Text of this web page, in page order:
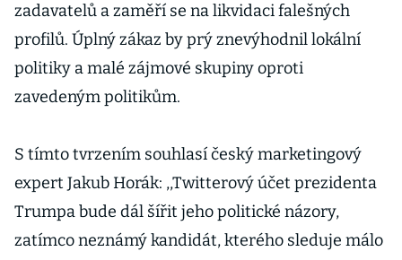
zadavatelů a zaměří se na likvidaci falešných
profilů. Úplný zákaz by prý znevýhodnil lokální
politiky a malé zájmové skupiny oproti
zavedeným politikům.
S tímto tvrzením souhlasí český marketingový
expert Jakub Horák: ,,Twitterový účet prezidenta
Trumpa bude dál šířit jeho politické názory,
zatímco neznámý kandidát, kterého sleduje málo